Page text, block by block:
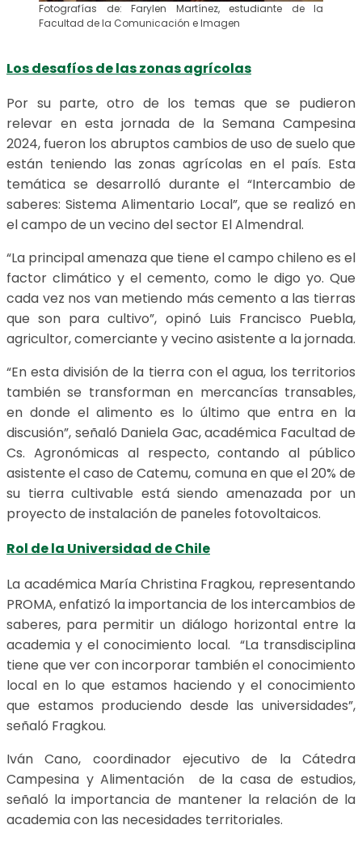
Fotografías de: Farylen Martínez, estudiante de la
Facultad de la Comunicación e Imagen
Los desafíos de las zonas agrícolas
Por su parte, otro de los temas que se pudieron
relevar en esta jornada de la Semana Campesina
2024, fueron los abruptos cambios de uso de suelo que
están teniendo las zonas agrícolas en el país. Esta
temática se desarrolló durante el “Intercambio de
saberes: Sistema Alimentario Local”, que se realizó en
el campo de un vecino del sector El Almendral.
“La principal amenaza que tiene el campo chileno es el
factor climático y el cemento, como le digo yo. Que
cada vez nos van metiendo más cemento a las tierras
que son para cultivo”, opinó Luis Francisco Puebla,
agricultor, comerciante y vecino asistente a la jornada.
“En esta división de la tierra con el agua, los territorios
también se transforman en mercancías transables,
en donde el alimento es lo último que entra en la
discusión”, señaló Daniela Gac, académica Facultad de
Cs. Agronómicas al respecto, contando al público
asistente el caso de Catemu, comuna en que el 20% de
su tierra cultivable está siendo amenazada por un
proyecto de instalación de paneles fotovoltaicos.
Rol de la Universidad de Chile
La académica María Christina Fragkou, representando
PROMA, enfatizó la importancia de los intercambios de
saberes, para permitir un diálogo horizontal entre la
academia y el conocimiento local. “La transdisciplina
tiene que ver con incorporar también el conocimiento
local en lo que estamos haciendo y el conocimiento
que estamos produciendo desde las universidades”,
señaló Fragkou.
Iván Cano, coordinador ejecutivo de la Cátedra
Campesina y Alimentación de la casa de estudios,
señaló la importancia de mantener la relación de la
academia con las necesidades territoriales.